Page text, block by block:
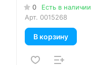
0
Есть в наличии
Арт. 0015268
В корзину